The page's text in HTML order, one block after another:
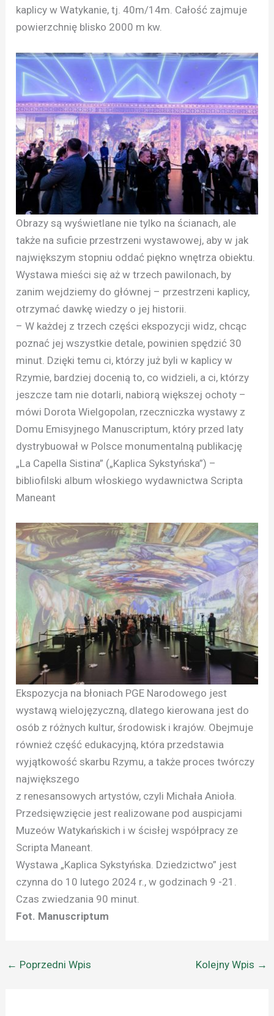
kaplicy w Watykanie, tj. 40m/14m. Całość zajmuje
powierzchnię blisko 2000 m kw.
Obrazy są wyświetlane nie tylko na ścianach, ale
także na suficie przestrzeni wystawowej, aby w jak
największym stopniu oddać piękno wnętrza obiektu.
Wystawa mieści się aż w trzech pawilonach, by
zanim wejdziemy do głównej – przestrzeni kaplicy,
otrzymać dawkę wiedzy o jej historii.
– W każdej z trzech części ekspozycji widz, chcąc
poznać jej wszystkie detale, powinien spędzić 30
minut. Dzięki temu ci, którzy już byli w kaplicy w
Rzymie, bardziej docenią to, co widzieli, a ci, którzy
jeszcze tam nie dotarli, nabiorą większej ochoty –
mówi Dorota Wielgopolan, rzeczniczka wystawy z
Domu Emisyjnego Manuscriptum, który przed laty
dystrybuował w Polsce monumentalną publikację
„La Capella Sistina” („Kaplica Sykstyńska”) –
bibliofilski album włoskiego wydawnictwa Scripta
Maneant
Ekspozycja na błoniach PGE Narodowego jest
wystawą wielojęzyczną, dlatego kierowana jest do
osób z różnych kultur, środowisk i krajów. Obejmuje
również część edukacyjną, która przedstawia
wyjątkowość skarbu Rzymu, a także proces twórczy
największego
z renesansowych artystów, czyli Michała Anioła.
Przedsięwzięcie jest realizowane pod auspicjami
Muzeów Watykańskich i w ścisłej współpracy ze
Scripta Maneant.
Wystawa „Kaplica Sykstyńska. Dziedzictwo” jest
czynna do 10 lutego 2024 r., w godzinach 9 -21.
Czas zwiedzania 90 minut.
Fot. Manuscriptum
← Poprzedni Wpis Kolejny Wpis →